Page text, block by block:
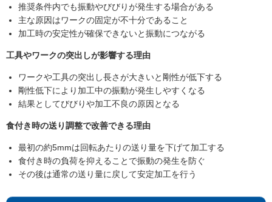
推奨条件内でも振動やびびりが発生する場合がある
主な原因はワークの固定が不十分であること
加工時の安定性が確保できないと振動につながる
工具やワークの突出しが影響する理由
ワークや工具の突出し長さが大きいと剛性が低下する
剛性低下により加工中の振動が発生しやすくなる
結果としてびびりや加工不良の原因となる
食付き時の送り調整で改善できる理由
最初の約5mmは回転あたりの送り量を下げて加工する
食付き時の負荷を抑えることで振動の発生を防ぐ
その後は通常の送り量に戻して安定加工を行う